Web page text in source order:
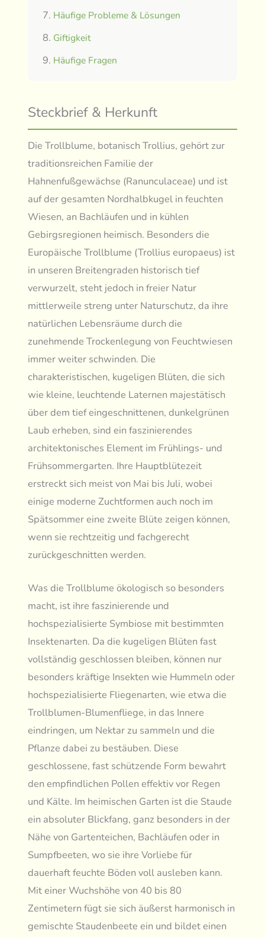
Häufige Probleme & Lösungen
Giftigkeit
Häufige Fragen
Steckbrief & Herkunft
Die Trollblume, botanisch Trollius, gehört zur
traditionsreichen Familie der
Hahnenfußgewächse (Ranunculaceae) und ist
auf der gesamten Nordhalbkugel in feuchten
Wiesen, an Bachläufen und in kühlen
Gebirgsregionen heimisch. Besonders die
Europäische Trollblume (Trollius europaeus) ist
in unseren Breitengraden historisch tief
verwurzelt, steht jedoch in freier Natur
mittlerweile streng unter Naturschutz, da ihre
natürlichen Lebensräume durch die
zunehmende Trockenlegung von Feuchtwiesen
immer weiter schwinden. Die
charakteristischen, kugeligen Blüten, die sich
wie kleine, leuchtende Laternen majestätisch
über dem tief eingeschnittenen, dunkelgrünen
Laub erheben, sind ein faszinierendes
architektonisches Element im Frühlings- und
Frühsommergarten. Ihre Hauptblütezeit
erstreckt sich meist von Mai bis Juli, wobei
einige moderne Zuchtformen auch noch im
Spätsommer eine zweite Blüte zeigen können,
wenn sie rechtzeitig und fachgerecht
zurückgeschnitten werden.
Was die Trollblume ökologisch so besonders
macht, ist ihre faszinierende und
hochspezialisierte Symbiose mit bestimmten
Insektenarten. Da die kugeligen Blüten fast
vollständig geschlossen bleiben, können nur
besonders kräftige Insekten wie Hummeln oder
hochspezialisierte Fliegenarten, wie etwa die
Trollblumen-Blumenfliege, in das Innere
eindringen, um Nektar zu sammeln und die
Pflanze dabei zu bestäuben. Diese
geschlossene, fast schützende Form bewahrt
den empfindlichen Pollen effektiv vor Regen
und Kälte. Im heimischen Garten ist die Staude
ein absoluter Blickfang, ganz besonders in der
Nähe von Gartenteichen, Bachläufen oder in
Sumpfbeeten, wo sie ihre Vorliebe für
dauerhaft feuchte Böden voll ausleben kann.
Mit einer Wuchshöhe von 40 bis 80
Zentimetern fügt sie sich äußerst harmonisch in
gemischte Staudenbeete ein und bildet einen